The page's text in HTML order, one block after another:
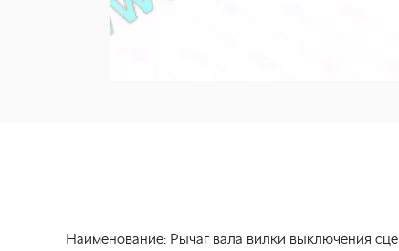
Наименование: Рычаг вала вилки выключения